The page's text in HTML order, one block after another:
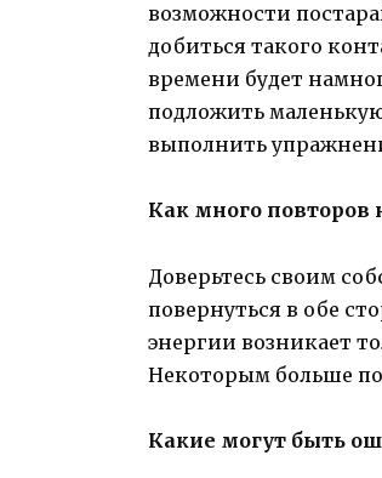
возможности
добиться такого
времени будет
подложить
выполнить
Как много повторов
Доверьтесь своим
повернуться в обе
энергии возникает
Некоторым больше
Какие могут быть